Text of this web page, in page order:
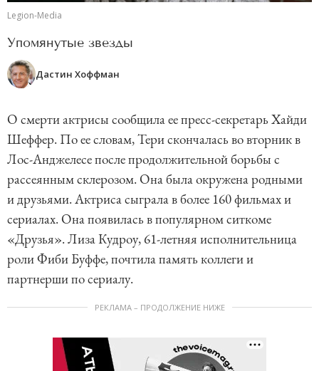
Legion-Media
Упомянутые звезды
Дастин Хоффман
О смерти актрисы сообщила ее пресс-секретарь Хайди
Шеффер. По ее словам, Тери скончалась во вторник в
Лос-Анджелесе после продолжительной борьбы с
рассеянным склерозом. Она была окружена родными
и друзьями. Актриса сыграла в более 160 фильмах и
сериалах. Она появилась в популярном ситкоме
«Друзья». Лиза Кудроу, 61-летняя исполнительница
роли Фиби Буффе, почтила память коллеги и
партнерши по сериалу.
РЕКЛАМА – ПРОДОЛЖЕНИЕ НИЖЕ